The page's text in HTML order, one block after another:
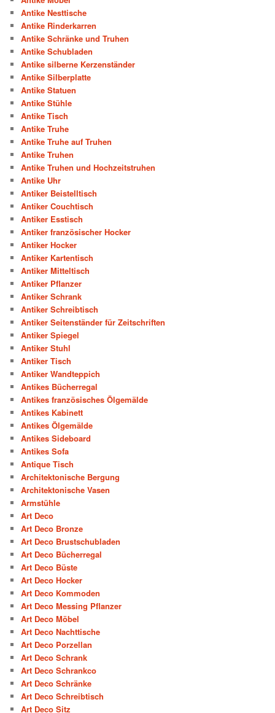
Antike Nesttische
Antike Rinderkarren
Antike Schränke und Truhen
Antike Schubladen
Antike silberne Kerzenständer
Antike Silberplatte
Antike Statuen
Antike Stühle
Antike Tisch
Antike Truhe
Antike Truhe auf Truhen
Antike Truhen
Antike Truhen und Hochzeitstruhen
Antike Uhr
Antiker Beistelltisch
Antiker Couchtisch
Antiker Esstisch
Antiker französischer Hocker
Antiker Hocker
Antiker Kartentisch
Antiker Mitteltisch
Antiker Pflanzer
Antiker Schrank
Antiker Schreibtisch
Antiker Seitenständer für Zeitschriften
Antiker Spiegel
Antiker Stuhl
Antiker Tisch
Antiker Wandteppich
Antikes Bücherregal
Antikes französisches Ölgemälde
Antikes Kabinett
Antikes Ölgemälde
Antikes Sideboard
Antikes Sofa
Antique Tisch
Architektonische Bergung
Architektonische Vasen
Armstühle
Art Deco
Art Deco Bronze
Art Deco Brustschubladen
Art Deco Bücherregal
Art Deco Büste
Art Deco Hocker
Art Deco Kommoden
Art Deco Messing Pflanzer
Art Deco Möbel
Art Deco Nachttische
Art Deco Porzellan
Art Deco Schrank
Art Deco Schrankco
Art Deco Schränke
Art Deco Schreibtisch
Art Deco Sitz